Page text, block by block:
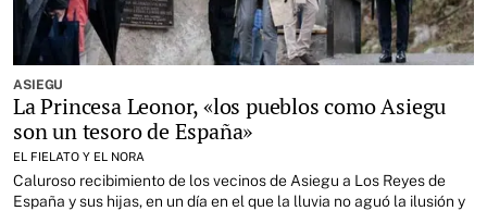
ASIEGU
La Princesa Leonor, «los pueblos como Asiegu
son un tesoro de España»
EL FIELATO Y EL NORA
Caluroso recibimiento de los vecinos de Asiegu a Los Reyes de
España y sus hijas, en un dí­a en el que la lluvia no aguó la ilusión y